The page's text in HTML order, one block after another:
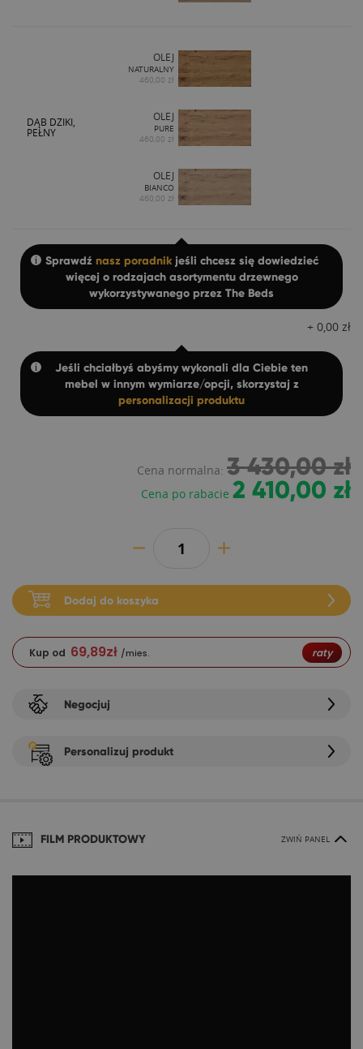
DĄB DZIKI,
PEŁNY
OLEJ
NATURALNY
460,00 zł
OLEJ
PURE
460,00 zł
OLEJ
BIANCO
460,00 zł
Sprawdź nasz poradnikjeśli chcesz się dowiedzieć
więcej o rodzajach asortymentu drzewnego
wykorzystywanego przez The Beds
+ 0,00 zł
Jeśli chciałbyś abyśmy wykonali dla Ciebie ten
mebel w innym wymiarze/opcji, skorzystaj z
personalizacji produktu
Cena normalna: 3 430,00 zł
Cena po rabacie 2 410,00 zł
Dodaj do koszyka
Kup od 69,89zł /mies. raty
Negocjuj
Personalizuj produkt
FILM PRODUKTOWY ZWIŃ PANEL